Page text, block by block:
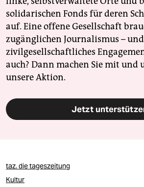
solidarischen Fonds für deren
auf. Eine offene Gesellschaft
zugänglichen Journalismus – und
zivilgesellschaftliches
auch? Dann machen Sie mit und
unsere Aktion.
Jetzt
taz. die tageszeitung
Kultur